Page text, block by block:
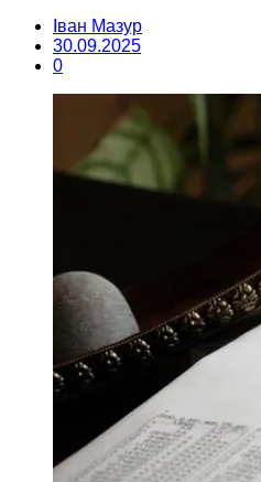
Іван Мазур
30.09.2025
0